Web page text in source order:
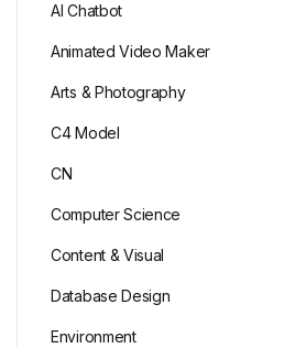
AI Chatbot
Animated Video Maker
Arts & Photography
C4 Model
CN
Computer Science
Content & Visual
Database Design
Environment